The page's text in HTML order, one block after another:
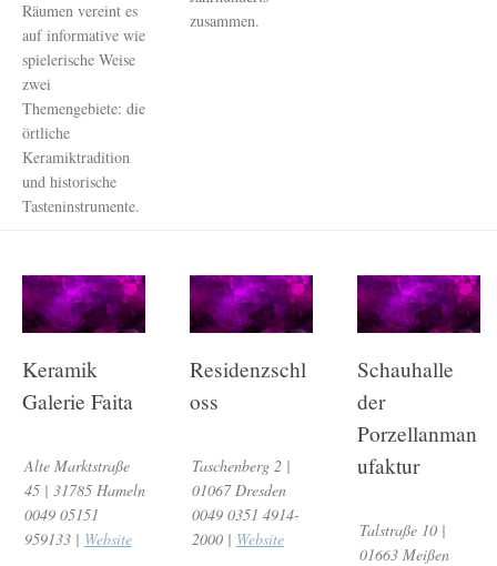
Räumen vereint es
auf informative wie
spielerische Weise
zwei
Themengebiete: die
örtliche
Keramiktradition
und historische
Tasteninstrumente.
zusammen.
Keramik
Galerie Faita
Alte Marktstraße
45 | 31785 Hameln
0049 05151
959133 | Website
Residenzschl
oss
Taschenberg 2 |
01067 Dresden
0049 0351 4914-
2000 | Website
Schauhalle
der
Porzellanman
ufaktur
Talstraße 10 |
01663 Meißen